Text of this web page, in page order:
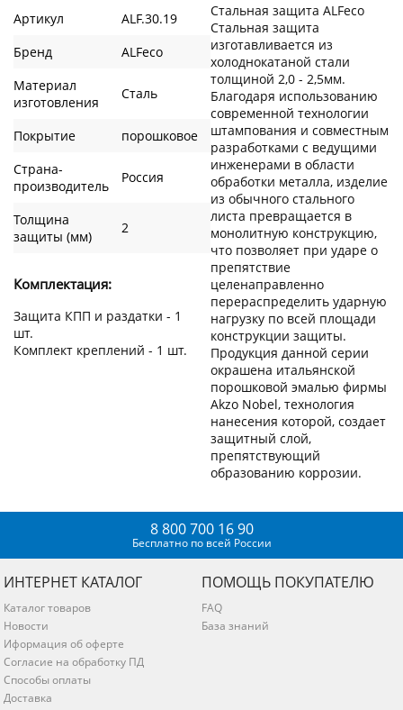
Артикул
ALF.30.19
Бренд
ALFeco
Материал
изготовления
Сталь
Покрытие
порошковое
Страна-
производитель
Россия
Толщина
защиты (мм)
2
Комплектация:
Защита КПП и раздатки - 1
шт.
Комплект креплений - 1 шт.
Стальная защита ALFeco
Стальная защита
изготавливается из
холоднокатаной стали
толщиной 2,0 - 2,5мм.
Благодаря использованию
современной технологии
штампования и совместным
разработками с ведущими
инженерами в области
обработки металла, изделие
из обычного стального
листа превращается в
монолитную конструкцию,
что позволяет при ударе о
препятствие
целенаправленно
перераспределить ударную
нагрузку по всей площади
конструкции защиты.
Продукция данной серии
окрашена итальянской
порошковой эмалью фирмы
Akzo Nobel, технология
нанесения которой, создает
защитный слой,
препятствующий
образованию коррозии.
8 800 700 16 90
Бесплатно по всей России
ИНТЕРНЕТ КАТАЛОГ
Каталог товаров
Новости
Иформация об оферте
Согласие на обработку ПД
Способы оплаты
Доставка
ПОМОЩЬ ПОКУПАТЕЛЮ
FAQ
База знаний